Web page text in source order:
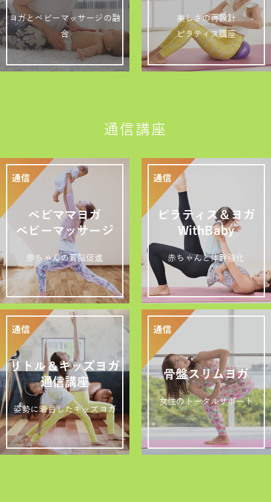
ヨガとベビーマッサージの融
合
美しさの再設計
ピラティス講座
通信講座
ベビママヨガ
ベビーマッサージ
赤ちゃんの育脳促進
ピラティス＆ヨガ
WithBaby
赤ちゃんと体幹強化
リトル＆キッズヨガ
通信講座
姿勢に着目したキッズヨガ
骨盤スリムヨガ
女性のトータルサポート